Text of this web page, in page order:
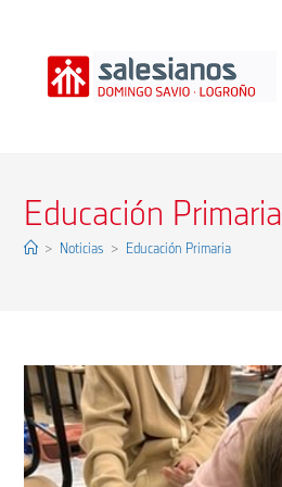
contenido
Educación Primaria
> Noticias > Educación Primaria